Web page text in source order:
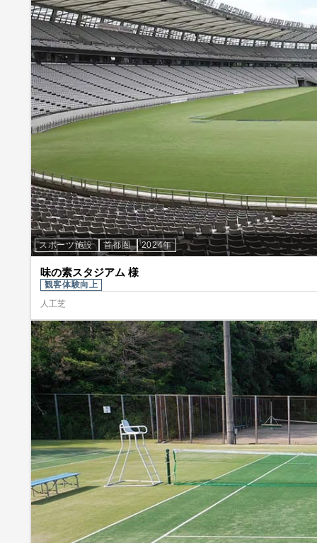
スポーツ施設 首都圏 2024年
味の素スタジアム 様
観客体験向上
人工芝